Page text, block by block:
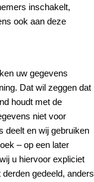
inschakelt,
ook aan deze
uw gegevens
Dat wil zeggen dat
houdt met de
niet voor
deelt en wij gebruiken
– op een later
u hiervoor expliciet
gedeeld, anders